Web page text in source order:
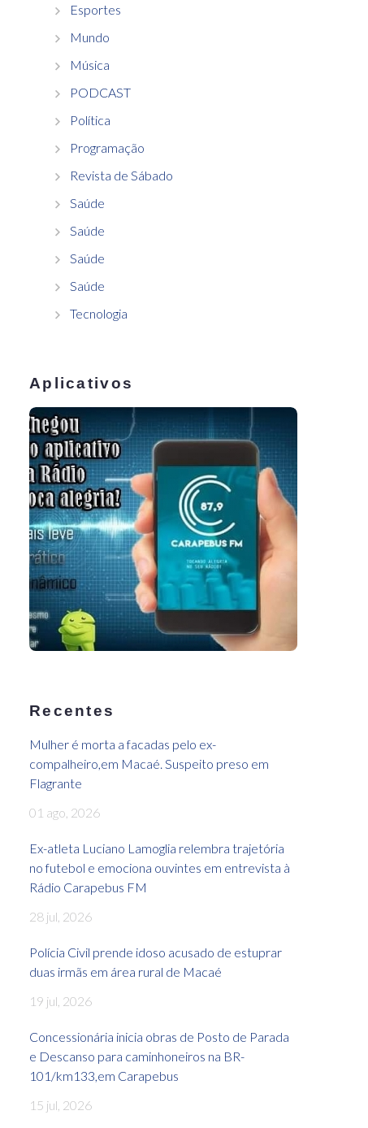
Esportes
Mundo
Música
PODCAST
Política
Programação
Revista de Sábado
Saúde
Saúde
Saúde
Saúde
Tecnologia
Aplicativos
Recentes
Mulher é morta a facadas pelo ex-
compalheiro,em Macaé. Suspeito preso em
Flagrante
01 ago, 2026
Ex-atleta Luciano Lamoglia relembra trajetória
no futebol e emociona ouvintes em entrevista à
Rádio Carapebus FM
28 jul, 2026
Polícia Civil prende idoso acusado de estuprar
duas irmãs em área rural de Macaé
19 jul, 2026
Concessionária inicia obras de Posto de Parada
e Descanso para caminhoneiros na BR-
101/km133,em Carapebus
15 jul, 2026